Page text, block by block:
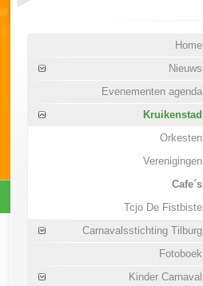
Home
Nieuws
Evenementen agenda
Kruikenstad
Orkesten
Verenigingen
Cafe´s
Tcjo De Fistbiste
Carnavalsstichting Tilburg
Fotoboek
Kinder Carnaval